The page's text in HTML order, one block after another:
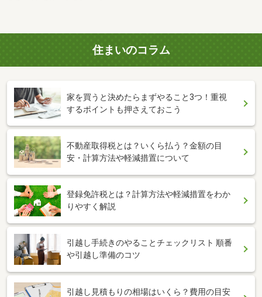
住まいのコラム
家を買うと決めたらまずやること3つ！重視
するポイントも押さえておこう
不動産取得税とは？いくら払う？金額の目
安・計算方法や軽減措置について
登録免許税とは？計算方法や軽減措置をわか
りやすく解説
引越し手続きのやることチェックリスト 順番
や引越し準備のコツ
引越し見積もりの相場はいくら？費用の目安